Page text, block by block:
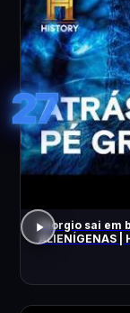
27
Giorgio sai em
ALIENÍGENAS |